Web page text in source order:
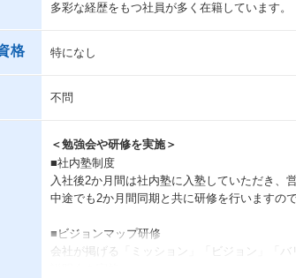
多彩な経歴をもつ社員が多く在籍しています。
格 特になし
不問
＜勉強会や研修を実施＞
■社内塾制度
入社後2か月間は社内塾に入塾していただき、
中途でも2か月間同期と共に研修を行いますの
■ビジョンマップ研修
会社が掲げる「ミッション」「ビジョン」「